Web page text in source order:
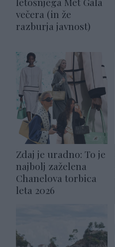
večera (in že
razburja javnost)
Zdaj je uradno: To je
najbolj zaželena
Chanelova torbica
leta 2026